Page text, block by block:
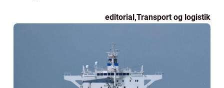
editorial,Transport og logistik